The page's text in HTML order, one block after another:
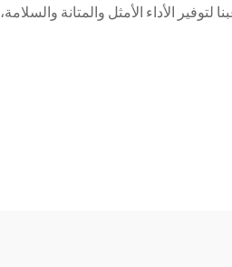
الأداء الأمثل والمتانة